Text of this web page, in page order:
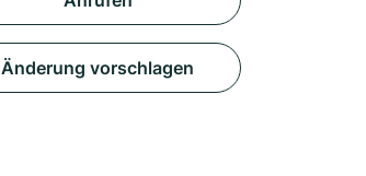
Änderung vorschlagen